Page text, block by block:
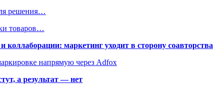
решения…
товаров…
маркетинг уходит в сторону соавторства
напрямую через Adfox
а результат — нет